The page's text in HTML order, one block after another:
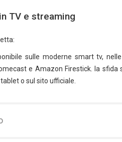
TV e streaming
sulle moderne smart tv,
e Amazon Firestick. la sfida
o sul sito ufficiale.